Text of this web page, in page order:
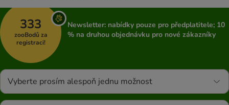
333
zooBodů za
registraci!
Newsletter: nabídky pouze pro předplatitele; 10
% na druhou objednávku pro nové zákazníky
Vyberte prosím alespoň jednu možnost